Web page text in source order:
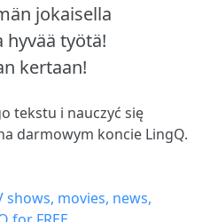
jokaisella
hyvää työtä!
kertaan!
tekstu i nauczyć się
darmowym koncie LingQ.